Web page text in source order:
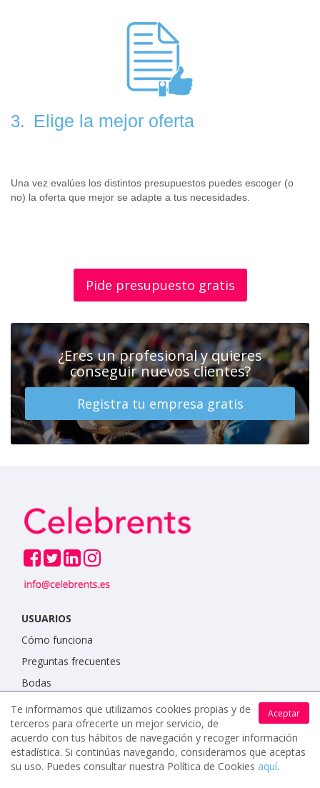
3. Elige la mejor oferta
Una vez evalúes los distintos presupuestos puedes escoger (o
no) la oferta que mejor se adapte a tus necesidades.
Pide presupuesto gratis
¿Eres un profesional y quieres
conseguir nuevos clientes?
Registra tu empresa gratis
USUARIOS
Cómo funciona
Preguntas frecuentes
Bodas
Eventos de empresa
Fiestas infantiles
Ferias y Congresos
Celebraciones familiares
Aceptar
Te informamos que utilizamos cookies propias y de
terceros para ofrecerte un mejor servicio, de
acuerdo con tus hábitos de navegación y recoger información
estadística. Si continúas navegando, consideramos que aceptas
su uso. Puedes consultar nuestra Política de Cookies aquí.